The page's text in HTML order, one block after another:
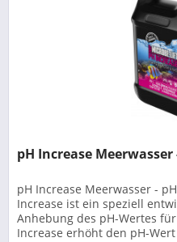
pH Increase
pH Increase Meerwasser -
Increase ist ein speziell
Anhebung des pH-Wertes
Increase erhöht den pH-